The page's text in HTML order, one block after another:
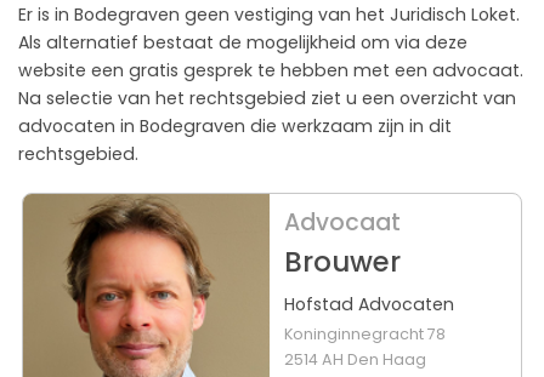
Er is in Bodegraven geen vestiging van het Juridisch Loket.
Als alternatief bestaat de mogelijkheid om via deze
website een gratis gesprek te hebben met een advocaat.
Na selectie van het rechtsgebied ziet u een overzicht van
advocaten in Bodegraven die werkzaam zijn in dit
rechtsgebied.
Advocaat
Brouwer
Hofstad Advocaten
Koninginnegracht 78
2514 AH Den Haag